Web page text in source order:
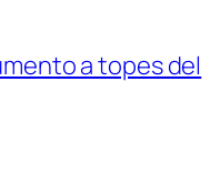
a topes del